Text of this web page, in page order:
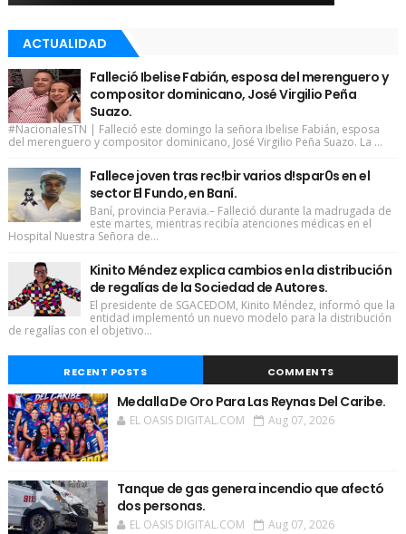
ACTUALIDAD
Falleció Ibelise Fabián, esposa del merenguero y
compositor dominicano, José Virgilio Peña
Suazo.
#NacionalesTN | Falleció este domingo la señora Ibelise Fabián, esposa
del merenguero y compositor dominicano, José Virgilio Peña Suazo. La ...
Fallece joven tras rec!bir varios d!spar0s en el
sector El Fundo, en Baní.
Baní, provincia Peravia.– Falleció durante la madrugada de
este martes, mientras recibía atenciones médicas en el
Hospital Nuestra Señora de...
Kinito Méndez explica cambios en la distribución
de regalías de la Sociedad de Autores.
El presidente de SGACEDOM, Kinito Méndez, informó que la
entidad implementó un nuevo modelo para la distribución
de regalías con el objetivo...
RECENT POSTS COMMENTS
Medalla De Oro Para Las Reynas Del Caribe.
EL OASIS DIGITAL.COM Aug 07, 2026
Tanque de gas genera incendio que afectó
dos personas.
EL OASIS DIGITAL.COM Aug 07, 2026